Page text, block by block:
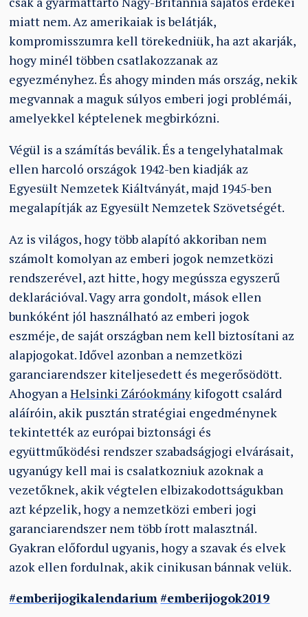
miatt nem. Az amerikaiak is belátják,
kompromisszumra kell törekedniük, ha azt akarják,
hogy minél többen csatlakozzanak az
egyezményhez. És ahogy minden más ország, nekik
megvannak a maguk súlyos emberi jogi problémái,
amelyekkel képtelenek megbirkózni.
Végül is a számítás beválik. És a tengelyhatalmak
ellen harcoló országok 1942-ben kiadják az
Egyesült Nemzetek Kiáltványát, majd 1945-ben
megalapítják az Egyesült Nemzetek Szövetségét.
Az is világos, hogy több alapító akkoriban nem
számolt komolyan az emberi jogok nemzetközi
rendszerével, azt hitte, hogy megússza egyszerű
deklarációval. Vagy arra gondolt, mások ellen
bunkóként jól használható az emberi jogok
eszméje, de saját országban nem kell biztosítani az
alapjogokat. Idővel azonban a nemzetközi
garanciarendszer kiteljesedett és megerősödött.
Ahogyan aHelsinki Záróokmánykifogott csalárd
aláíróin, akik pusztán stratégiai engedménynek
tekintették az európai biztonsági és
együttműködési rendszer szabadságjogi elvárásait,
ugyanúgy kell mai is csalatkozniuk azoknak a
vezetőknek, akik végtelen elbizakodottságukban
azt képzelik, hogy a nemzetközi emberi jogi
garanciarendszer nem több írott malasztnál.
Gyakran előfordul ugyanis, hogy a szavak és elvek
azok ellen fordulnak, akik cinikusan bánnak velük.
#emberijogikalendarium#emberijogok2019